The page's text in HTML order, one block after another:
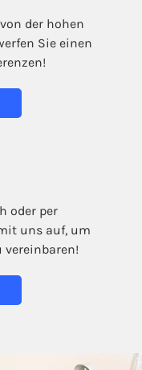
der hohen
Sie einen
oder per
uns auf, um